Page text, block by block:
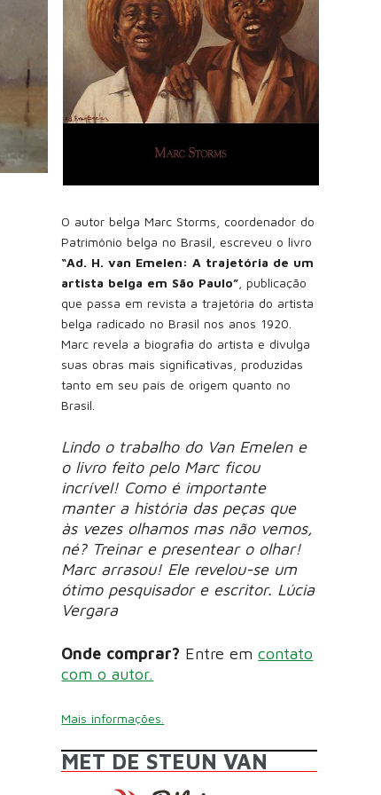
O autor belga Marc Storms, coordenador do
Patrimônio belga no Brasil, escreveu o livro
“Ad. H. van Emelen: A trajetória de um
artista belga em São Paulo” , publicação
que passa em revista a trajetória do artista
belga radicado no Brasil nos anos 1920.
Marc revela a biografia do artista e divulga
suas obras mais significativas, produzidas
tanto em seu país de origem quanto no
Brasil.
Lindo o trabalho do Van Emelen e
o livro feito pelo Marc ficou
incrível! Como é importante
manter a história das peças que
às vezes olhamos mas não vemos,
né? Treinar e presentear o olhar!
Marc arrasou! Ele revelou-se um
ótimo pesquisador e escritor. Lúcia
Vergara
Onde comprar? Entre emcontato
com o autor.
Mais informações.
MET DE STEUN VAN